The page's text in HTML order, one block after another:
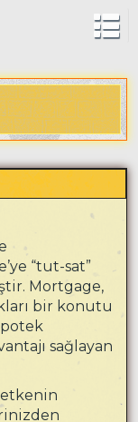
“tut-sat”
Mortgage,
bir konutu
sağlayan
etkenin